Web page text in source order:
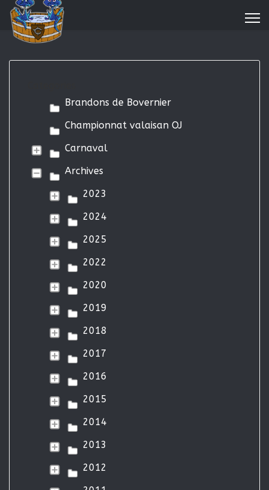
Brandons de Bovernier
Championnat valaisan OJ
Carnaval
Archives
2023
2024
2025
2022
2020
2019
2018
2017
2016
2015
2014
2013
2012